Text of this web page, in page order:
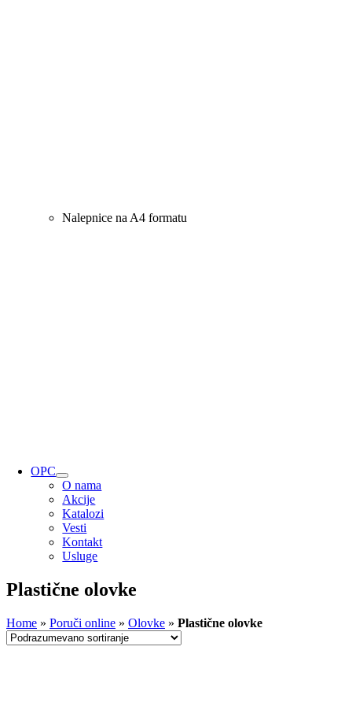
Nalepnice na A4 formatu
OPC
O nama
Akcije
Katalozi
Vesti
Kontakt
Usluge
Plastične olovke
Home » Poruči online » Olovke » Plastične olovke